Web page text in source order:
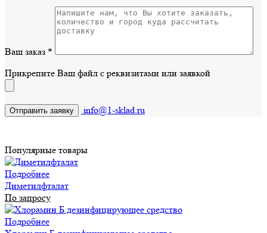
Ваш заказ *
Прикрепите Ваш файл с реквизитами или заявкой
info@1-sklad.ru
Популярные товары
Подробнее
Диметилфталат
По запросу
Подробнее